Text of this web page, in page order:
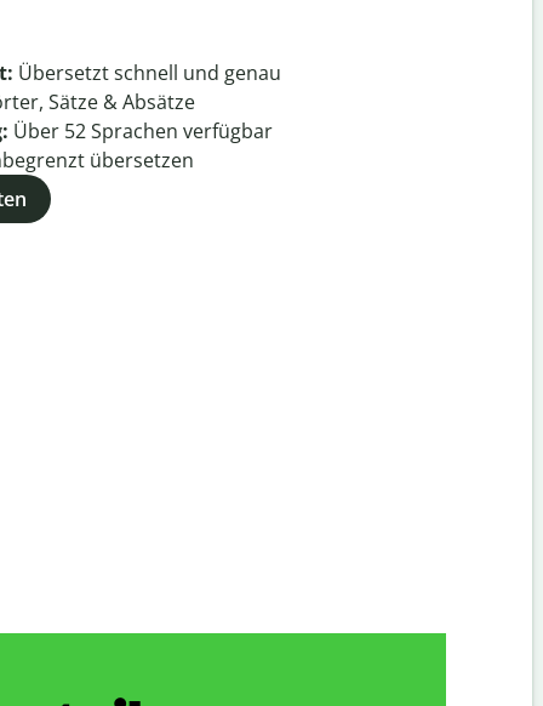
Übersetzt schnell und genau
Sätze & Absätze
Über 52Sprachen verfügbar
übersetzen